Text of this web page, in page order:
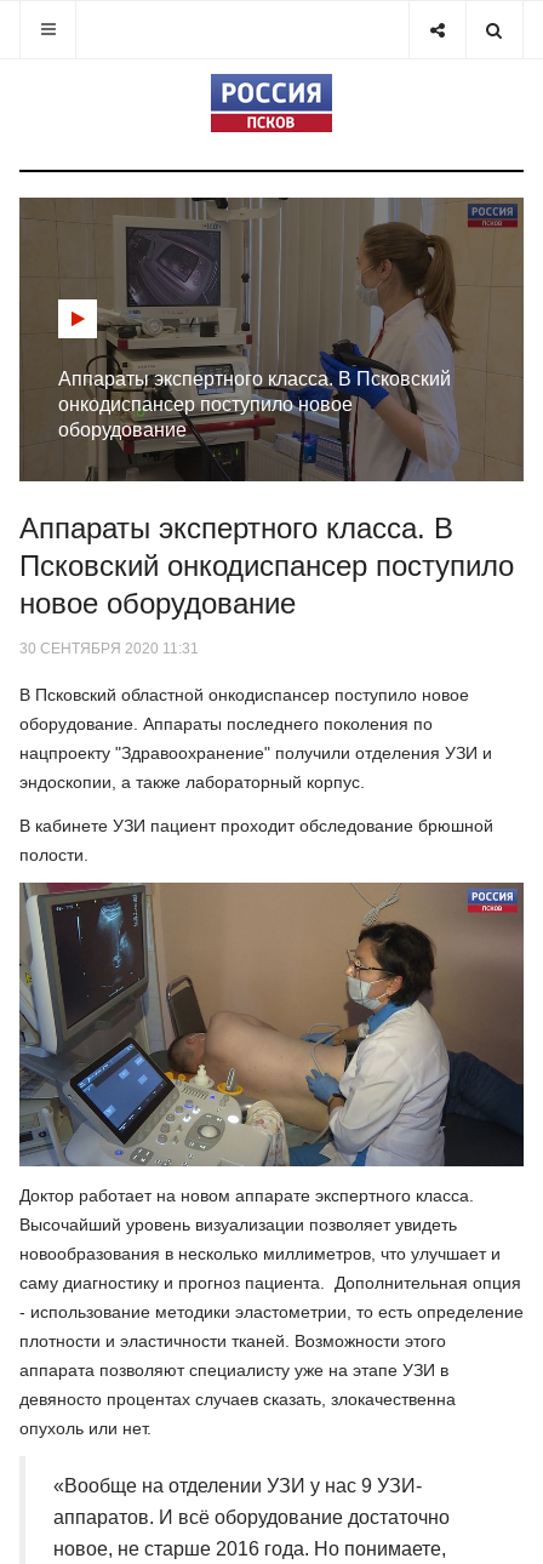
Аппараты экспертного класса. В Псковский
онкодиспансер поступило новое
оборудование
Аппараты экспертного класса. В
Псковский онкодиспансер поступило
новое оборудование
30 СЕНТЯБРЯ 2020 11:31
В Псковский областной онкодиспансер поступило новое
оборудование. Аппараты последнего поколения по
нацпроекту "Здравоохранение" получили отделения УЗИ и
эндоскопии, а также лабораторный корпус.
В кабинете УЗИ пациент проходит обследование брюшной
полости.
Доктор работает на новом аппарате экспертного класса.
Высочайший уровень визуализации позволяет увидеть
новообразования в несколько миллиметров, что улучшает и
саму диагностику и прогноз пациента. Дополнительная опция
- использование методики эластометрии, то есть определение
плотности и эластичности тканей. Возможности этого
аппарата позволяют специалисту уже на этапе УЗИ в
девяносто процентах случаев сказать, злокачественна
опухоль или нет.
«Вообще на отделении УЗИ у нас 9 УЗИ-
аппаратов. И всё оборудование достаточно
новое, не старше 2016 года. Но понимаете,